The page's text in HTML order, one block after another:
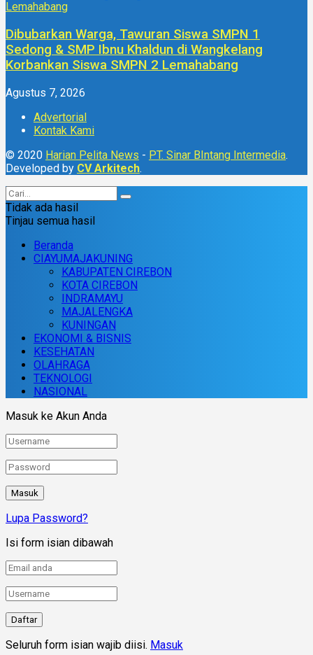
Dibubarkan Warga, Tawuran Siswa SMPN 1
Sedong & SMP Ibnu Khaldun di Wangkelang
Korbankan Siswa SMPN 2 Lemahabang
Agustus 7, 2026
Advertorial
Kontak Kami
© 2020 Harian Pelita News - PT. Sinar BIntang Intermedia.
Developed by CV Arkitech.
Tidak ada hasil
Tinjau semua hasil
Beranda
CIAYUMAJAKUNING
KABUPATEN CIREBON
KOTA CIREBON
INDRAMAYU
MAJALENGKA
KUNINGAN
EKONOMI & BISNIS
KESEHATAN
OLAHRAGA
TEKNOLOGI
NASIONAL
Masuk ke Akun Anda
Lupa Password?
Isi form isian dibawah
Seluruh form isian wajib diisi. Masuk